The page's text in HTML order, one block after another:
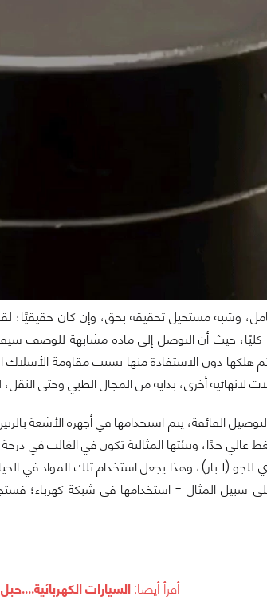
وشبه مستحيل تحقيقه بحق، وإن كان حقيقيًا؛
كليًا، حيث أن التوصل إلى مادة مشابهة للوصف
هلكها دون الاستفادة منها بسبب مقاومة
لانهائية أخرى، بداية من المجال الطبي وحتى النقل،
أعلى مليون مرة من الضغط العادي للجو (1 بار)، وهذا يجعل
سبيل المثال - استخدامها في شبكة كهرباء؛
أقرأ أيضا: السيارات